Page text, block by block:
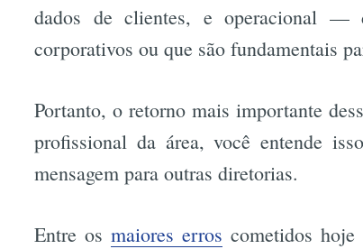
dados de clientes, e operacional —
corporativos ou que são fundamentais
Portanto, o retorno mais importante
profissional da área, você entende
mensagem para outras diretorias.
Entre os maiores erros cometidos hoje